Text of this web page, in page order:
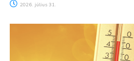
2026. július 31.